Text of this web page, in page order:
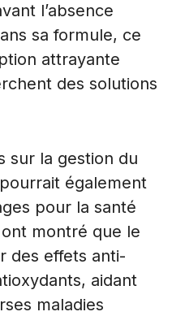
l’absence
sa formule, ce
attrayante
des solutions
sur la gestion du
également
pour la santé
montré que le
des effets anti-
aidant
maladies